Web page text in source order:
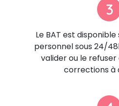
3
Le BAT est
personnel sous 24/
valider ou le refuser
corrections à